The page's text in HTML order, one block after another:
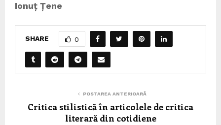
Ionuț Țene
SHARE 0
POSTAREA ANTERIOARĂ
Critica stilistică în articolele de critica
literară din cotidiene